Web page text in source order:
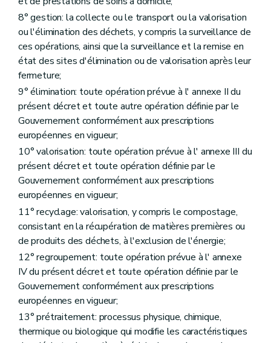
Art. 35
Art. 36
Art. 37
Art. 38
Section 4 Société publique à forme commerciale
Art. 39
Section 5
Art. 40
Chapitre VIII Mesures de sécurité
Art. 41
Art. 42
Art. 43
Chapitre VIII
Mesures de sécurité
Art. 41
Art. 42
Art. 43
Chapitre IX Indemnisation des dommages par le Gouvernement
Art. 44
Chapitre IX Indemnisation des dommages par le Gouvernement
Art. 44
Chapitre X Surveillance, sautions administratives et pénales
Section première Surveillance, recherche et constatation des infractions
Art. 45
Art. 46
Section 2 Sanctions administratives
Art. 48
Art. 49
Art. 50
Section 3
Sanctions pénales
8° gestion: la collecte ou le transport ou la valorisation
ou l'élimination des déchets, y compris la surveillance de
ces opérations, ainsi que la surveillance et la remise en
état des sites d'élimination ou de valorisation après leur
fermeture;
9° élimination: toute opération prévue à l' annexe II du
présent décret et toute autre opération définie par le
Gouvernement conformément aux prescriptions
européennes en vigueur;
10° valorisation: toute opération prévue à l' annexe III du
présent décret et toute opération définie par le
Gouvernement conformément aux prescriptions
européennes en vigueur;
11° recyclage: valorisation, y compris le compostage,
consistant en la récupération de matières premières ou
de produits des déchets, à l'exclusion de l'énergie;
12° regroupement: toute opération prévue à l' annexe
IV du présent décret et toute opération définie par le
Gouvernement conformément aux prescriptions
européennes en vigueur;
13° prétraitement: processus physique, chimique,
thermique ou biologique qui modifie les caractéristiques